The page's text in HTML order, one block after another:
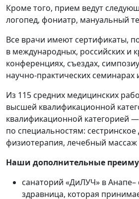
Кроме того, прием ведут
логопед, фониатр, мануальный
Все врачи имеют сертификаты,
в международных, российских и
конференциях, съездах,
научно-практических семинарах
Из 115 средних медицинских
высшей квалификационной
квалификационной категорией
по специальностям: сестринское
физиотерапия, лечебный массаж
Наши дополнительные
санаторий «ДиЛУЧ» в Анапе–
здравница, которая